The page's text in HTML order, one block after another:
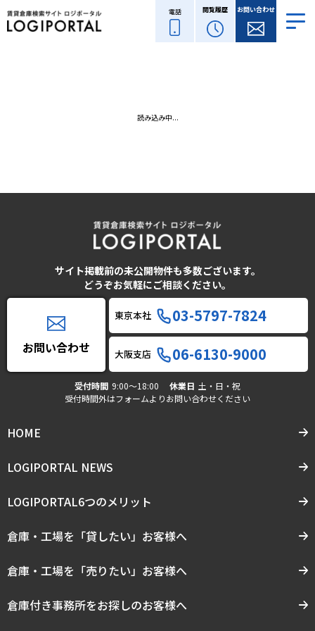
電話 閲覧履歴 お問い合わせ
読み込み中...
サイト掲載前の未公開物件も多数ございます。
どうぞお気軽にご相談ください。
お問い合わせ
東京本社 03-5797-7824
大阪支店 06-6130-9000
受付時間 9:00〜18:00 休業日 土・日・祝
受付時間外はフォームよりお問い合わせください
HOME
LOGIPORTAL NEWS
LOGIPORTAL6つのメリット
倉庫・工場を「貸したい」お客様へ
倉庫・工場を「売りたい」お客様へ
倉庫付き事務所をお探しのお客様へ